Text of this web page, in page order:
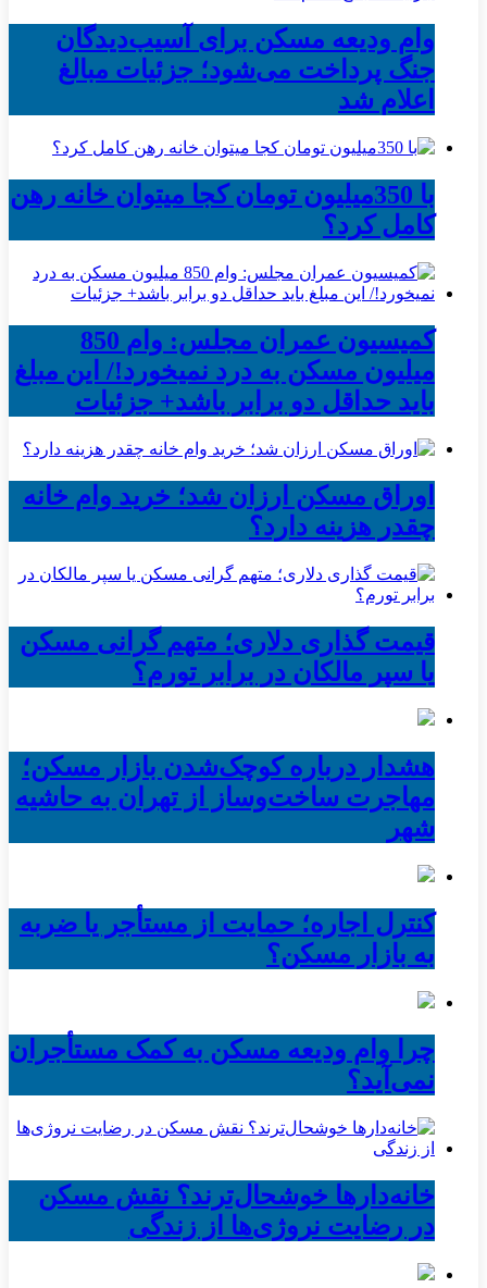
وام ودیعه مسکن برای آسیب‌دیدگان
جنگ پرداخت می‌شود؛ جزئیات مبالغ
اعلام شد
با 350میلیون تومان کجا میتوان خانه رهن
کامل کرد؟
کمیسیون عمران مجلس: وام 850
میلیون مسکن به درد نمیخورد!/ این مبلغ
باید حداقل دو برابر باشد+ جزئیات
اوراق مسکن ارزان شد؛ خرید وام خانه
چقدر هزینه دارد؟
قیمت گذاری دلاری؛ متهم گرانی مسکن
یا سپر مالکان در برابر تورم؟
هشدار درباره کوچک‌شدن بازار مسکن؛
مهاجرت ساخت‌وساز از تهران به حاشیه‌
شهر
کنترل اجاره؛ حمایت از مستأجر یا ضربه
به بازار مسکن؟
چرا وام ودیعه مسکن به کمک مستأجران
نمی‌آید؟
خانه‌دارها خوشحال‌ترند؟ نقش مسکن
در رضایت نروژی‌ها از زندگی